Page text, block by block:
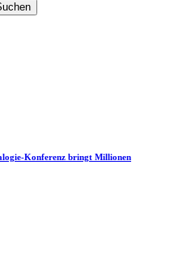
Konferenz bringt Millionen